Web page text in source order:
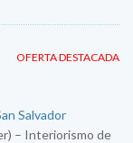
OFERTA DESTACADA
Salvador
– Interiorismo de